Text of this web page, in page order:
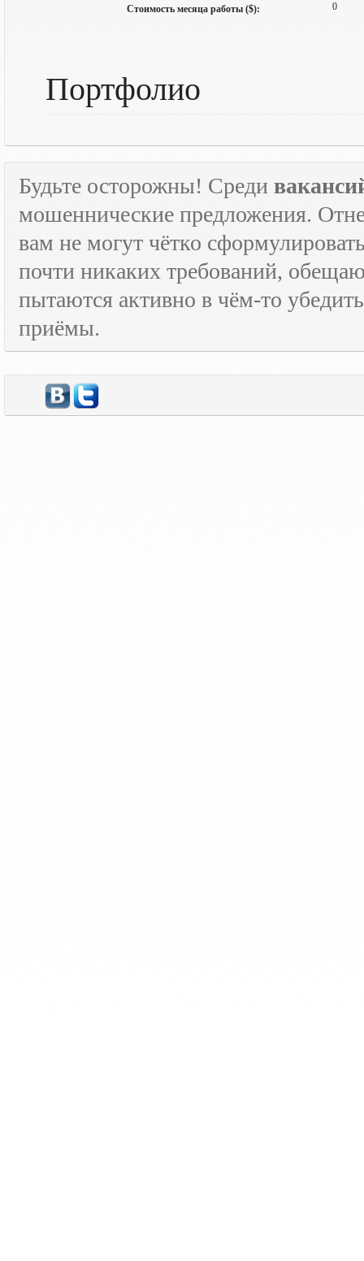
Стоимость месяца работы ($): 0
Портфолио
Будьте осторожны! Среди
мошеннические предложения.
вам не могут чётко
почти никаких требований,
пытаются активно в чём-то
приёмы.